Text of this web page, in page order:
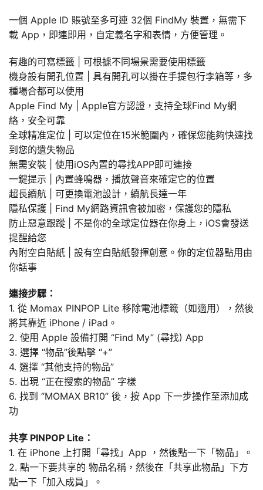
一個 Apple ID 賬號至多可連 32個 FindMy 裝置，無需下
載 App，即連即用，自定義名字和表情，方便管理。
有趣的可寫標籤 | 可根據不同場景需要使用標籤
機身設有開孔位置 | 具有開孔可以掛在手提包行李箱等，多
種場合都可以使用
Apple Find My | Apple官方認證，支持全球Find My網
絡，安全可靠
全球精准定位 | 可以定位在15米範圍內，確保您能夠快速找
到您的遺失物品
無需安裝 | 使用iOS內置的尋找APP即可連接
一鍵提示 | 內置蜂鳴器，播放聲音來確定它的位置
超長續航 | 可更換電池設計，續航長達一年
隱私保護 | Find My網路資訊會被加密，保護您的隱私
防止惡意跟蹤 | 不是你的全球定位器在你身上，iOS會發送
提醒給您
內附空白貼紙 | 設有空白貼紙發揮創意。你的定位器點用由
你話事
連接步驟：
1. 從 Momax PINPOP Lite 移除電池標籤（如適用），然後
將其靠近 iPhone / iPad。
2. 使用 Apple 設備打開 “Find My” (尋找) App
3. 選擇 “物品”後點擊 “+”
4. 選擇 “其他支持的物品”
5. 出現 “正在搜索的物品” 字樣
6. 找到 “MOMAX BR10” 後，按 App 下一步操作至添加成
功
共享 PINPOP Lite：
1. 在 iPhone 上打開「尋找」App ，然後點一下「物品」。
2. 點一下要共享的 物品名稱，然後在「共享此物品」下方
點一下「加入成員」。